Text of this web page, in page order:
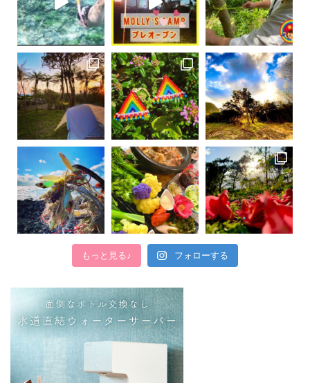
もっと見る♪ フォローする